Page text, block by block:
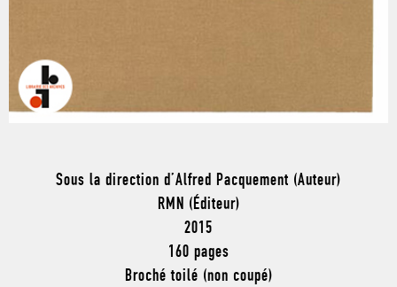
Sous la direction d’Alfred Pacquement (Auteur)
RMN (Éditeur)
2015
160 pages
Broché toilé (non coupé)